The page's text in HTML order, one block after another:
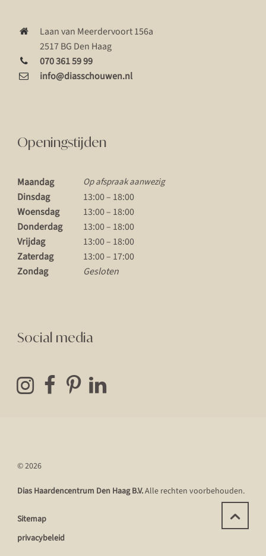
Laan van Meerdervoort 156a
2517 BG Den Haag
070 361 59 99
info@diasschouwen.nl
Openingstijden
Maandag Op afspraak aanwezig
Dinsdag
13:00 – 18:00
Woensdag
13:00 – 18:00
Donderdag
13:00 – 18:00
Vrijdag
13:00 – 18:00
Zaterdag
13:00 – 17:00
Zondag
Gesloten
Social media
© 2026
Dias Haardencentrum Den Haag B.V.Alle rechten voorbehouden.
Sitemap
privacybeleid